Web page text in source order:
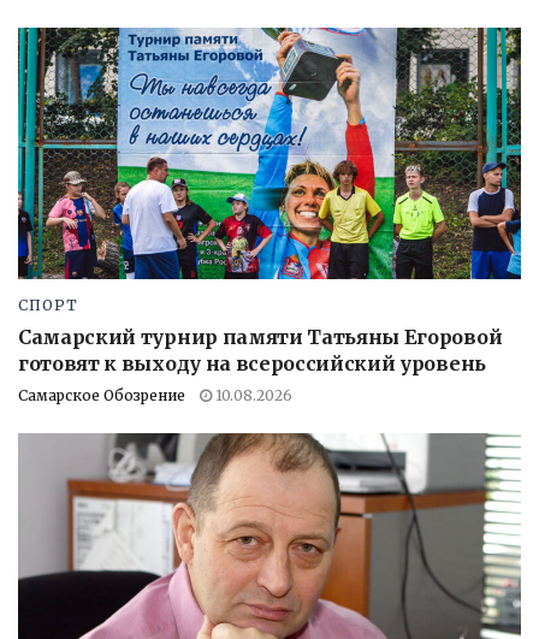
СПОРТ
Самарский турнир памяти Татьяны Егоровой
готовят к выходу на всероссийский уровень
Самарское Обозрение 10.08.2026